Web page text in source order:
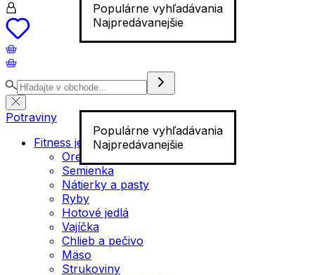
Populárne vyhľadávania
Najpredávanejšie
Populárne vyhľadávania
Najpredávanejšie
Potraviny
Fitness jedlo
Orechy
Semienka
Nátierky a pasty
Ryby
Hotové jedlá
Vajíčka
Chlieb a pečivo
Mäso
Strukoviny